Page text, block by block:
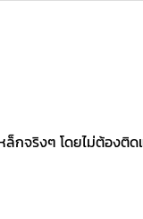
กจริงๆ โดยไม่ต้องติด